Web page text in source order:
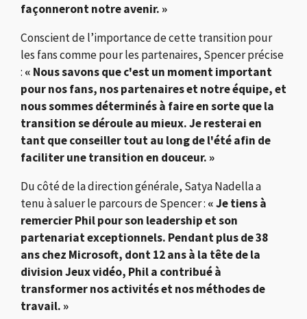
façonneront notre avenir. »
Conscient de l’importance de cette transition pour
les fans comme pour les partenaires, Spencer précise
: « Nous savons que c'est un moment important
pour nos fans, nos partenaires et notre équipe, et
nous sommes déterminés à faire en sorte que la
transition se déroule au mieux. Je resterai en
tant que conseiller tout au long de l'été afin de
faciliter une transition en douceur. »
Du côté de la direction générale, Satya Nadellaa
tenu à saluer le parcours de Spencer : « Je tiens à
remercier Phil pour son leadership et son
partenariat exceptionnels. Pendant plus de 38
ans chez Microsoft, dont 12 ans à la tête de la
division Jeux vidéo, Phil a contribué à
transformer nos activités et nos méthodes de
travail. »